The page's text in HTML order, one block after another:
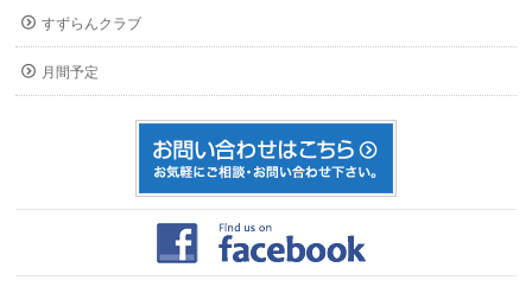
すずらんクラブ
月間予定